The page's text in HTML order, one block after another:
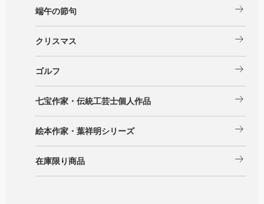
端午の節句 arrow_right_alt
クリスマス arrow_right_alt
ゴルフ arrow_right_alt
七宝作家・伝統工芸士個人作品 arrow_right_alt
絵本作家・葉祥明シリーズ arrow_right_alt
在庫限り商品 arrow_right_alt